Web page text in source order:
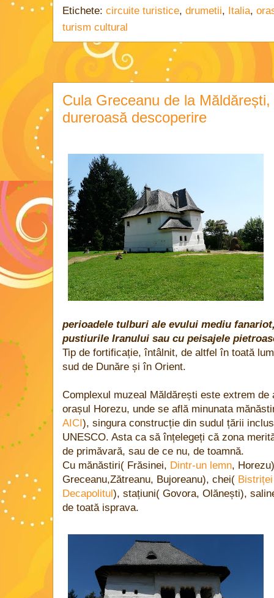
Etichete: circuite turistice, drumetii, Italia,
turism cultural
Cula Greceanu de la
dureroasă descoperire
perioadele tulburi ale evului mediu
pustiurile Iranului sau cu peisajele
Tip de fortificație, întâlnit, de altfel în toată
sud de Dunăre și în Orient.
Complexul muzeal Măldărești este extrem
orașul Horezu, unde se află minunata
AICI), singura construcție din sudul țării
UNESCO. Asta ca să înțelegeți că zona
de primăvară, sau de ce nu, de toamnă.
Cu mănăstiri( Frăsinei, Dintr-un lemn,
Greceanu,Zătreanu, Bujoreanu), chei(
Decapolitul), stațiuni( Govora, Olănești),
de toată isprava.